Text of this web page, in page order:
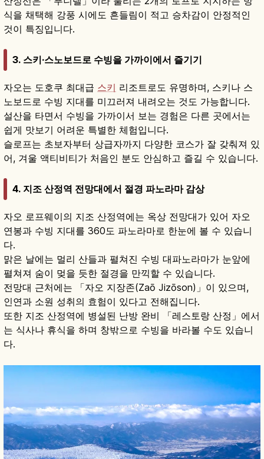
식을 채택해 강풍 시에도 흔들림이 적고 승차감이 안정적인
것이 특징입니다.
3. 스키·스노보드로 수빙을 가까이에서 즐기기
자오는 도호쿠 최대급 스키 리조트로도 유명하며, 스키나 스
노보드로 수빙 지대를 미끄러져 내려오는 것도 가능합니다.
설산을 타면서 수빙을 가까이서 보는 경험은 다른 곳에서는
쉽게 맛보기 어려운 특별한 체험입니다.
슬로프는 초보자부터 상급자까지 다양한 코스가 잘 갖춰져 있
어, 겨울 액티비티가 처음인 분도 안심하고 즐길 수 있습니다.
4. 지조 산정역 전망대에서 절경 파노라마 감상
자오 로프웨이의 지조 산정역에는 옥상 전망대가 있어 자오
연봉과 수빙 지대를 360도 파노라마로 한눈에 볼 수 있습니
다.
맑은 날에는 멀리 산들과 펼쳐진 수빙 대파노라마가 눈앞에
펼쳐져 숨이 멎을 듯한 절경을 만끽할 수 있습니다.
전망대 근처에는 「자오 지장존(Zaō Jizōson)」이 있으며,
인연과 소원 성취의 효험이 있다고 전해집니다.
또한 지조 산정역에 병설된 난방 완비 「레스토랑 산정」에서
는 식사나 휴식을 하며 창밖으로 수빙을 바라볼 수도 있습니
다.